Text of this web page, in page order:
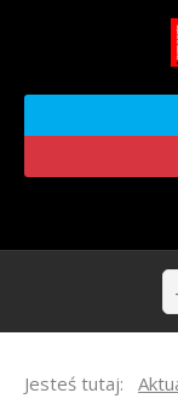
Jesteś tutaj: